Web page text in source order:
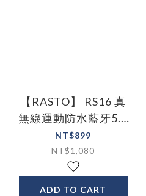
【RASTO】 RS16 真
無線運動防水藍牙5.0
耳機
NT$899
NT$1,080
ADD TO CART